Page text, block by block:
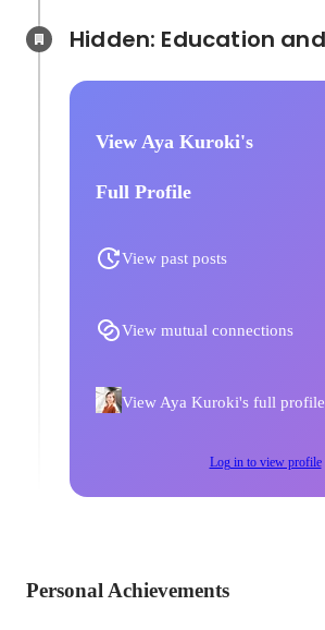
View Aya Kuroki's
Full Profile
View past posts
View mutual connections
View Aya Kuroki's full profile
Log in to view profile
Personal Achievements